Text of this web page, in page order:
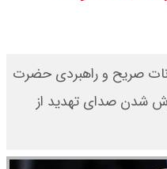
قیمت دلار توافقی امروز دوشنبه ۱۹
صریح و راهبردی حضرت
شدن صدای تهدید از